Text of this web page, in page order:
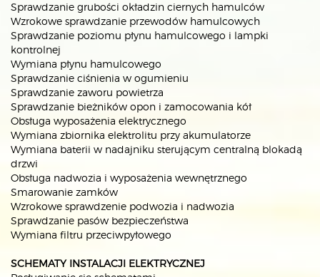
Sprawdzanie grubości okładzin ciernych hamulców
Wzrokowe sprawdzanie przewodów hamulcowych
Sprawdzanie poziomu płynu hamulcowego i lampki
kontrolnej
Wymiana płynu hamulcowego
Sprawdzanie ciśnienia w ogumieniu
Sprawdzanie zaworu powietrza
Sprawdzanie bieżników opon i zamocowania kół
Obsługa wyposażenia elektrycznego
Wymiana zbiornika elektrolitu przy akumulatorze
Wymiana baterii w nadajniku sterującym centralną blokadą
drzwi
Obsługa nadwozia i wyposażenia wewnętrznego
Smarowanie zamków
Wzrokowe sprawdzenie podwozia i nadwozia
Sprawdzanie pasów bezpieczeństwa
Wymiana filtru przeciwpyłowego
SCHEMATY INSTALACJI ELEKTRYCZNEJ